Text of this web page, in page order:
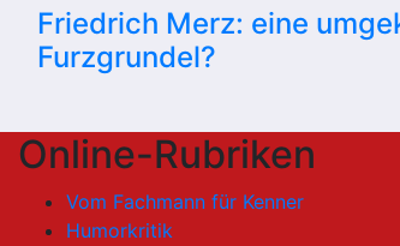
Friedrich Merz: eine
Furzgrundel?
Online-Rubriken
Vom Fachmann für Kenner
Humorkritik